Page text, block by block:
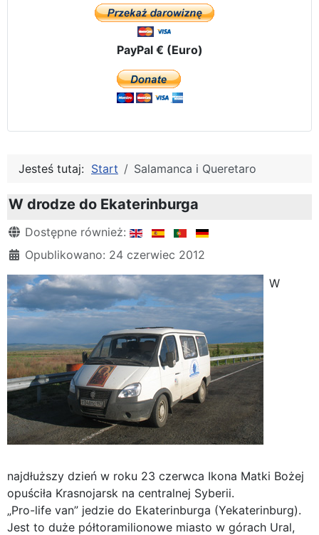
PayPal € (Euro)
Jesteś tutaj: Start Salamanca i Queretaro
W drodze do Ekaterinburga
Szczegóły
Dostępne również:
Opublikowano: 24 czerwiec 2012
W
najdłuższy dzień w roku 23 czerwca Ikona Matki Bożej
opuściła Krasnojarsk na centralnej Syberii.
„Pro-life van” jedzie do Ekaterinburga (Yekaterinburg).
Jest to duże półtoramilionowe miasto w górach Ural,